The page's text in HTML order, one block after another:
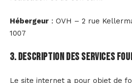
Hébergeur : OVH – 2 rue
1007
3. Description des services
Le site internet a pour objet de